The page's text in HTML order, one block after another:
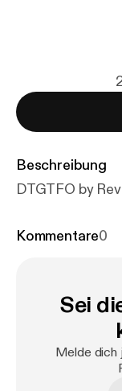
Beschreibung
DTGTFO by
Kommentare0
Sei
Melde dich